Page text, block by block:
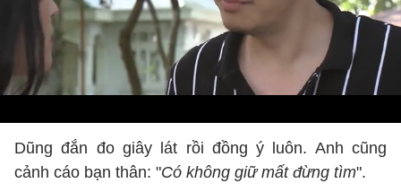
Dũng đắn đo giây lát rồi đồng ý luôn. Anh cũng
cảnh cáo bạn thân: "Có không giữ mất đừng tìm".